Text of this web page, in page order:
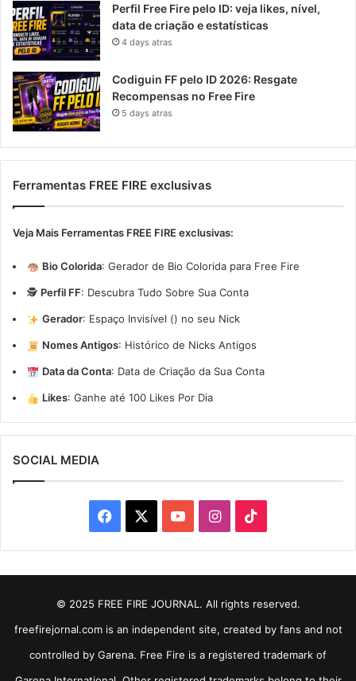
Perfil Free Fire pelo ID: veja likes, nível,
data de criação e estatísticas
4 days atras
Codiguin FF pelo ID 2026: Resgate
Recompensas no Free Fire
5 days atras
Ferramentas FREE FIRE exclusivas
Veja Mais Ferramentas FREE FIRE exclusivas:
Bio Colorida: Gerador de Bio Colorida para Free Fire
🕵️ Perfil FF: Descubra Tudo Sobre Sua Conta
Gerador: Espaço Invisível (ㅤ) no seu Nick
Nomes Antigos: Histórico de Nicks Antigos
Data da Conta: Data de Criação da Sua Conta
Likes: Ganhe até 100 Likes Por Dia
SOCIAL MEDIA
Facebook YouTubeInstagram
© 2025 FREE FIRE JOURNAL. All rights reserved.
freefirejornal.com is an independent site, created by fans and not
controlled by Garena. Free Fire is a registered trademark of